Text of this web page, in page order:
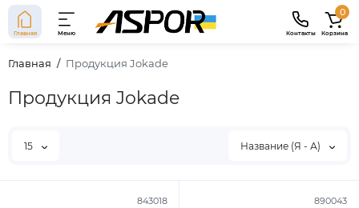
Главная Меню Контакты
0
Корзина
Главная Продукция Jokade
Продукция Jokade
15 Название (Я - А)
843018 890043